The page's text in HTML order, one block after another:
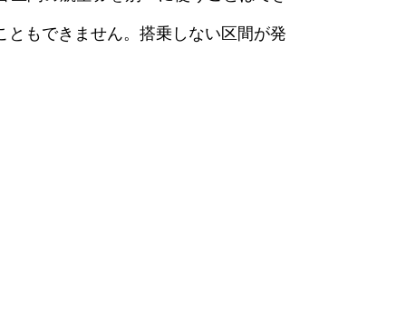
もできません。搭乗しない区間が発